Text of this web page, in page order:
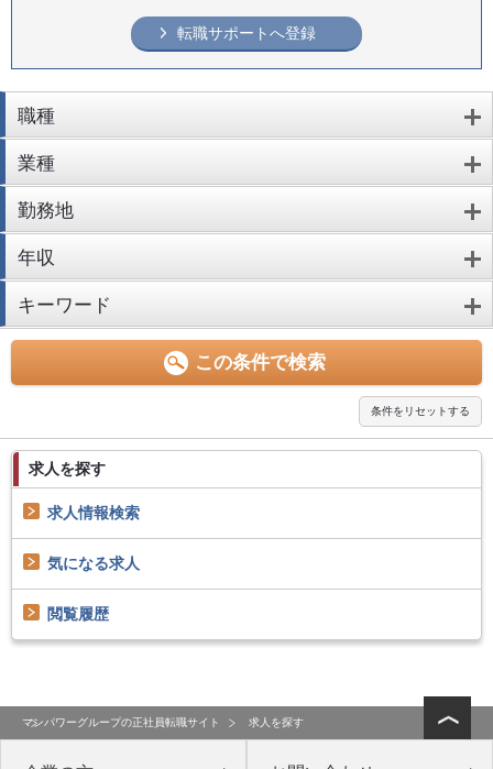
転職サポートへ登録
職種
業種
勤務地
年収
キーワード
求人を探す
求人情報検索
気になる求人
閲覧履歴
マンパワーグループの正社員転職サイト 求人を探す